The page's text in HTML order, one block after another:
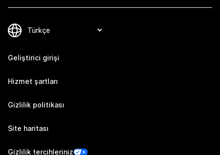
Geliştirici girişi
Hizmet şartları
Gizlilik politikası
Site haritası
Gizlilik tercihleriniz